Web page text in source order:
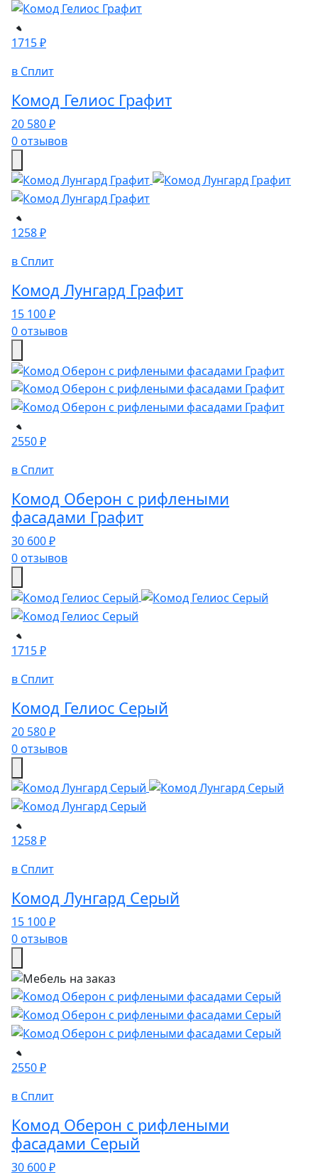
1715 ₽
в Сплит
Комод Гелиос Графит
20 580 ₽
0 отзывов
1258 ₽
в Сплит
Комод Лунгард Графит
15 100 ₽
0 отзывов
2550 ₽
в Сплит
Комод Оберон с рифлеными
фасадами Графит
30 600 ₽
0 отзывов
1715 ₽
в Сплит
Комод Гелиос Серый
20 580 ₽
0 отзывов
1258 ₽
в Сплит
Комод Лунгард Серый
15 100 ₽
0 отзывов
2550 ₽
в Сплит
Комод Оберон с рифлеными
фасадами Серый
30 600 ₽